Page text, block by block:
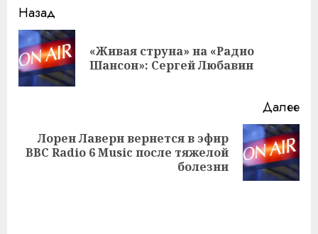
Навигация
записи
Назад
«Живая струна» на «Радио
Шансон»: Сергей Любавин
Далее
Следующая
Лорен Лаверн вернется в эфир
BBC Radio 6 Music после тяжелой
болезни